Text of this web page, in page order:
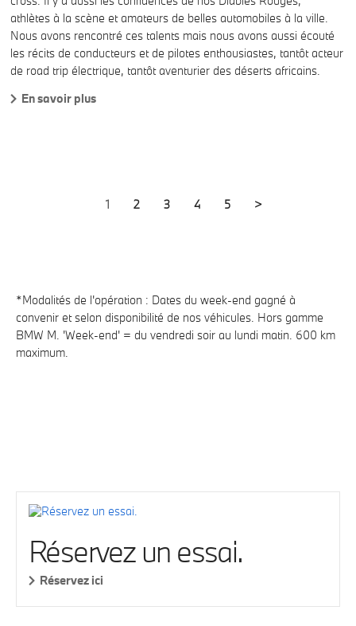
athlètes à la scène et amateurs de belles automobiles à la ville.
Nous avons rencontré ces talents mais nous avons aussi écouté
les récits de conducteurs et de pilotes enthousiastes, tantôt acteur
de road trip électrique, tantôt aventurier des déserts africains.
En savoir plus
Current
1 Page
2 Page
3 Page
4 Page
5
Next
>
*Modalités de l'opération : Dates du week-end gagné à
convenir et selon disponibilité de nos véhicules. Hors gamme
BMW M. 'Week-end' = du vendredi soir au lundi matin. 600 km
maximum.
Réservez un essai.
Réservez ici